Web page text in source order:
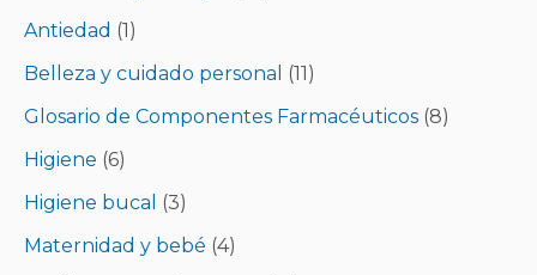
Antiedad (1)
Belleza y cuidado personal (11)
Glosario de Componentes Farmacéuticos (8)
Higiene (6)
Higiene bucal (3)
Maternidad y bebé (4)